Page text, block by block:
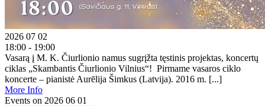
2026 07 02
18:00 - 19:00
Vasarą į M. K. Čiurlionio namus sugrįžta tęstinis projektas, koncertų
ciklas „Skambantis Čiurlionio Vilnius“! Pirmame vasaros ciklo
koncerte – pianistė Aurēlija Šimkus (Latvija). 2016 m. [...]
More Info
Events on 2026 06 01